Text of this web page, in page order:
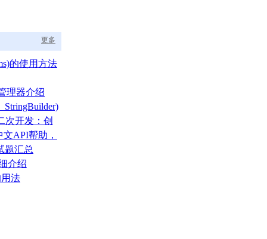
更多
的使用方法
理器介绍
StringBuilder)
次开发：创
API帮助，
福音
题汇总
介绍
法